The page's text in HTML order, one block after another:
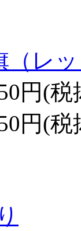
（レ
円(税
円(税